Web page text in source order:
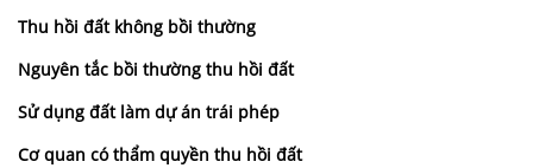
Thu hồi đất không bồi thường
Nguyên tắc bồi thường thu hồi đất
Sử dụng đất làm dự án trái phép
Cơ quan có thẩm quyền thu hồi đất